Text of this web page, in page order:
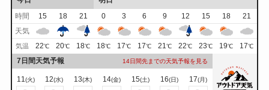
時間
15 18 21 0 3 6 9 12 15 18
21
天気
気温 22℃ 20℃ 18℃ 18℃ 17℃ 17℃ 21℃ 22℃ 23℃ 19℃ 17℃
7日間天気予報 14日間先までの天気予報を見る
11(火) 12(水) 13(木) 14(金) 15(土) 16(日) 17(月)